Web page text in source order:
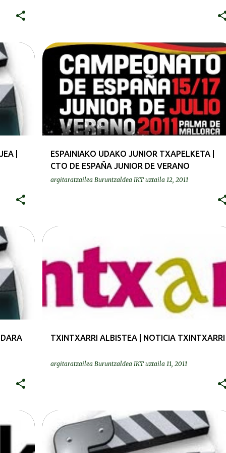
|
ESPAINIAKO UDAKO JUNIOR TXAPELKETA |
CTO DE ESPAÑA JUNIOR DE VERANO
argitaratzailea Buruntzaldea IKT uztaila 12, 2011
TXINTXARRI ALBISTEA | NOTICIA TXINTXARRI
argitaratzailea Buruntzaldea IKT uztaila 11, 2011
PRENTSA | PRENSA
BIDEOAK | VIDEOS